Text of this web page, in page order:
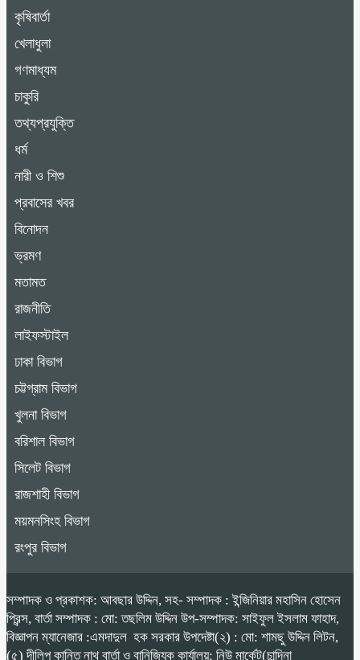
কৃষিবার্তা
খেলাধুলা
গণমাধ্যম
চাকুরি
তথ্যপ্রযুক্তি
ধর্ম
নারী ও শিশু
প্রবাসের খবর
বিনোদন
ভ্রমণ
মতামত
রাজনীতি
লাইফস্টাইল
ঢাকা বিভাগ
চট্টগ্রাম বিভাগ
খুলনা বিভাগ
বরিশাল বিভাগ
সিলেট বিভাগ
রাজশাহী বিভাগ
ময়মনসিংহ বিভাগ
রংপুর বিভাগ
সম্পাদক ও প্রকাশক: আবছার উদ্দিন, সহ- সম্পাদক : ইন্জিনিয়ার মহাসিন হোসেন
প্রিন্স, বার্তা সম্পাদক : মো: তছলিম উদ্দিন উপ-সম্পাদক: সাইফুল ইসলাম ফাহাদ,
বিজ্ঞাপন ম্যানেজার :এমদাদুল হক সরকার উপদেষ্টা(২) : মো: শামছু উদ্দিন লিটন,
(৫) দীলিপ কান্তি নাথ বার্তা ও বানিজ্যিক কার্যালয়: নিউ মার্কেট(চান্দিনা